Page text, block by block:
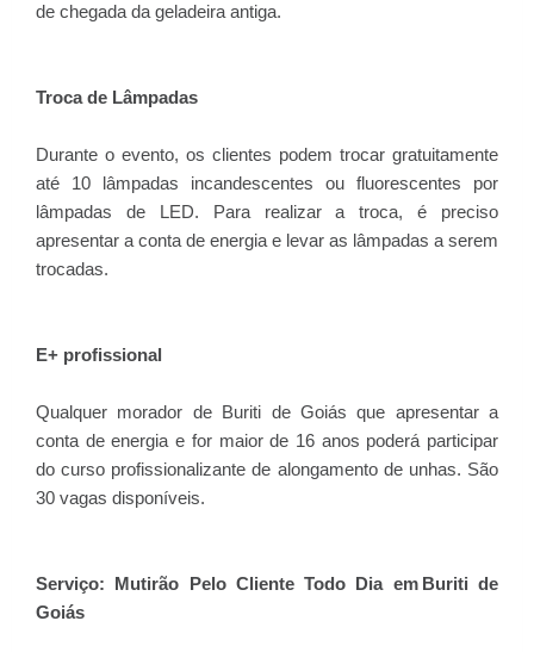
de chegada da geladeira antiga.
Troca de Lâmpadas
Durante o evento, os clientes podem trocar gratuitamente
até 10 lâmpadas incandescentes ou fluorescentes por
lâmpadas de LED. Para realizar a troca, é preciso
apresentar a conta de energia e levar as lâmpadas a serem
trocadas.
E+ profissional
Qualquer morador de Buriti de Goiás que apresentar a
conta de energia e for maior de 16 anos poderá participar
do curso profissionalizante de alongamento de unhas. São
30 vagas disponíveis.
Serviço: Mutirão Pelo Cliente Todo Dia em Buriti de
Goiás